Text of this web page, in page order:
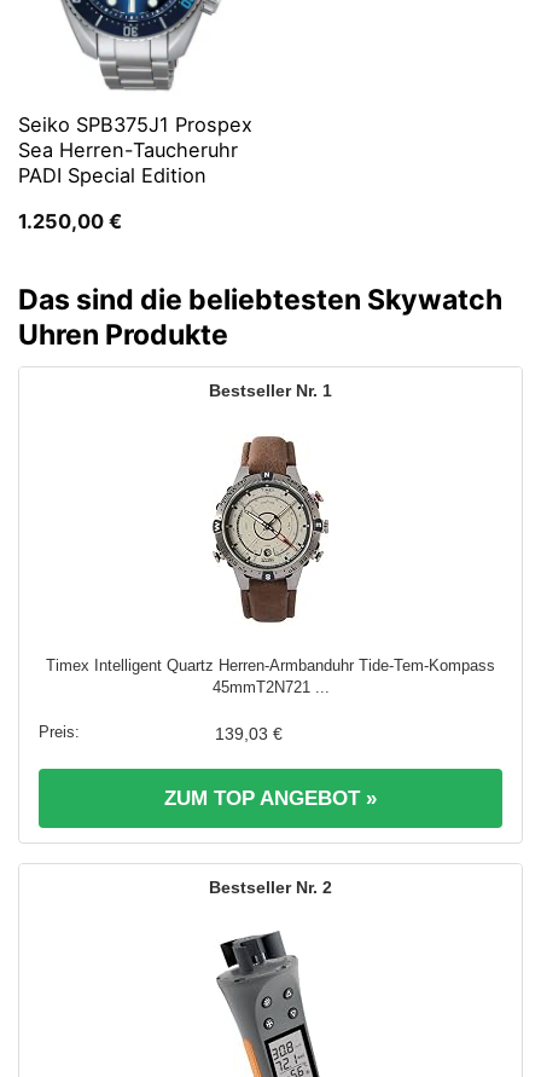
Seiko SPB375J1 Prospex
Sea Herren-Taucheruhr
PADI Special Edition
1.250,00 €
Das sind die beliebtesten Skywatch
Uhren Produkte
1
Timex Intelligent Quartz Herren-Armbanduhr Tide-Tem-Kompass
45mmT2N721 ...
139,03 €
ZUM TOP ANGEBOT »
2